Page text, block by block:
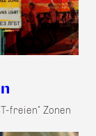
freien“ Zonen